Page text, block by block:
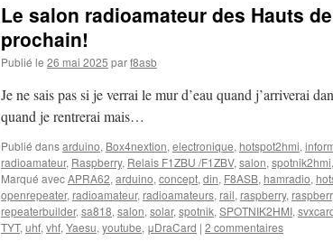
Le salon radioamateur des Hauts
prochain!
Publié le 26 mai 2025 parf8asb
Je ne sais pas si je verrai le mur d’eau quand j’arriverai
quand je rentrerai mais…
Publié dansarduino, Box4nextion, electronique, hotspot2hmi,
radioamateur, Raspberry, Relais F1ZBU /F1ZBV, salon, spotnik2hmi,
Marqué avecAPRA62, arduino, concept, din, F8ASB, hamradio,
openrepeater, radioamateur, radioamateurs, rail, raspberry,
repeaterbuilder, sa818, salon, solar, spotnik, SPOTNIK2HMI,
TYT, uhf, vhf, Yaesu, youtube, μDraCard | 2 commentaires